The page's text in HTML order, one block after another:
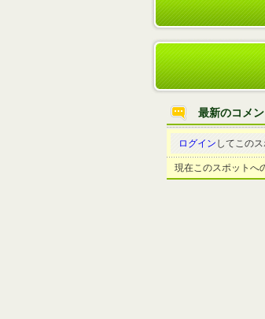
最新のコメン
ログイン してこの
現在このスポットへ